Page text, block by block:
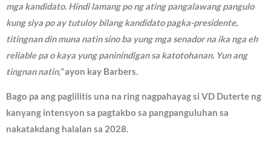
mga kandidato. Hindi lamang po ng ating pangalawang pangulo
kung siya po ay tutuloy bilang kandidato pagka-presidente,
titingnan din muna natin sino ba yung mga senador na ika nga eh
reliable pa o kaya yung paninindigan sa katotohanan. Yun ang
tingnan natin,”ayon kay Barbers.
Bago pa ang paglilitis una na ring nagpahayag si VD Duterte ng
kanyang intensyon sa pagtakbo sa pangpanguluhan sa
nakatakdang halalan sa 2028.